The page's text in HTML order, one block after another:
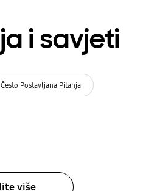
i savjeti
Često Postavljana Pitanja
više